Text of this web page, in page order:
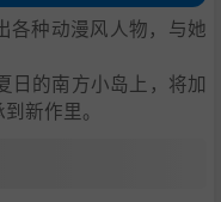
各种动漫风人物，与她
日的南方小岛上，将加
新作里。